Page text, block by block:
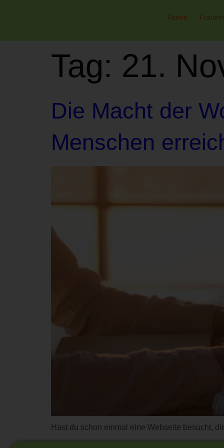
Home
Tag: 21.
Die Macht der
Menschen
Hast du schon einmal eine Webseite besucht,